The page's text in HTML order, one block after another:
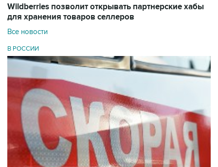
Wildberries позволит открывать партнерские хабы
для хранения товаров селлеров
Все новости
В РОССИИ